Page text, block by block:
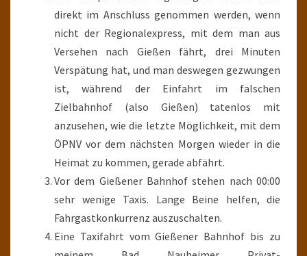
direkt im Anschluss genommen werden, wenn
nicht der Regionalexpress, mit dem man aus
Versehen nach Gießen fährt, drei Minuten
Verspätung hat, und man deswegen gezwungen
ist, während der Einfahrt im falschen
Zielbahnhof (also Gießen) tatenlos mit
anzusehen, wie die letzte Möglichkeit, mit dem
ÖPNV vor dem nächsten Morgen wieder in die
Heimat zu kommen, gerade abfährt.
Vor dem Gießener Bahnhof stehen nach 00:00
sehr wenige Taxis. Lange Beine helfen, die
Fahrgastkonkurrenz auszuschalten.
Eine Taxifahrt vom Gießener Bahnhof bis zu